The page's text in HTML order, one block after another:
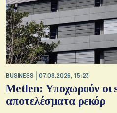
BUSINESS 07.08.2026, 15:23
Metlen: Υποχωρούν οι
αποτελέσματα ρεκόρ